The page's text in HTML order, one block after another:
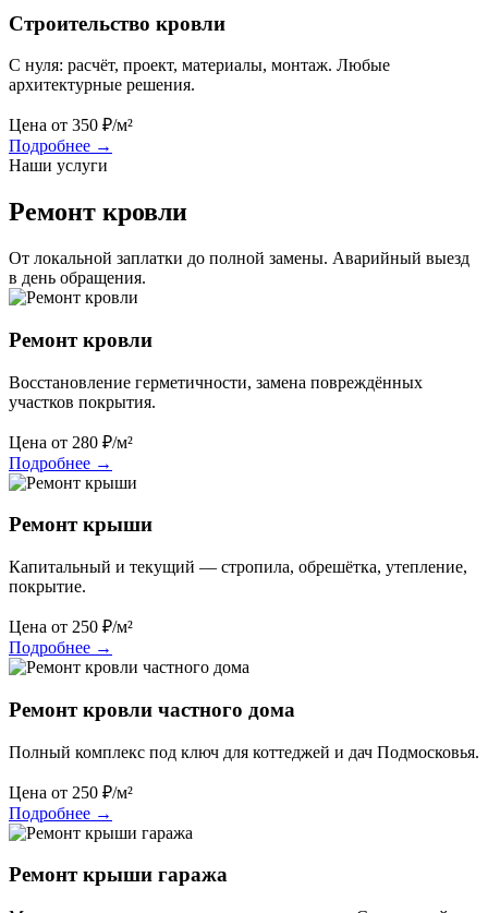
Строительство кровли
С нуля: расчёт, проект, материалы, монтаж. Любые
архитектурные решения.
Цена от 350 ₽/м²
Подробнее →
Наши услуги
Ремонт кровли
От локальной заплатки до полной замены. Аварийный выезд
в день обращения.
Ремонт кровли
Восстановление герметичности, замена повреждённых
участков покрытия.
Цена от 280 ₽/м²
Подробнее →
Ремонт крыши
Капитальный и текущий — стропила, обрешётка, утепление,
покрытие.
Цена от 250 ₽/м²
Подробнее →
Ремонт кровли частного дома
Полный комплекс под ключ для коттеджей и дач Подмосковья.
Цена от 250 ₽/м²
Подробнее →
Ремонт крыши гаража